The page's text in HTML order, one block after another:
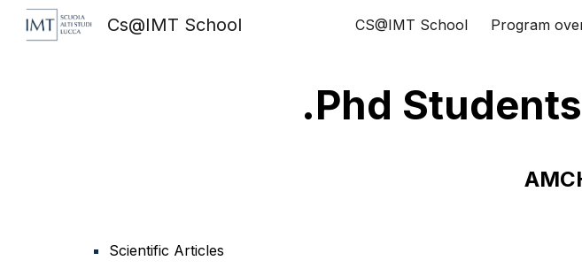
Skip to main content
Cs@IMT School CS@IMT School Program
.Phd
Scientific Articles